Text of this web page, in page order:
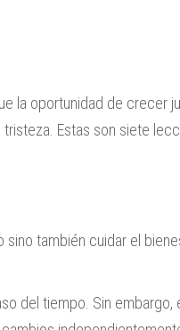
la oportunidad de crecer
Estas son siete
también cuidar el
del tiempo. Sin embargo,